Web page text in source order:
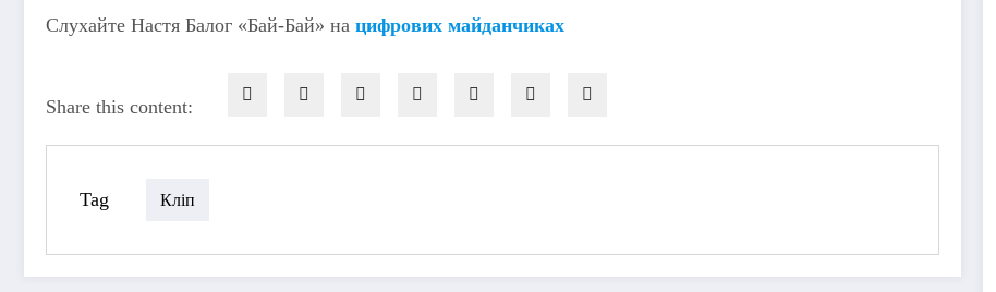
Слухайте Настя Балог «Бай-Бай» на цифрових майданчиках
Share this content:
Tag Кліп